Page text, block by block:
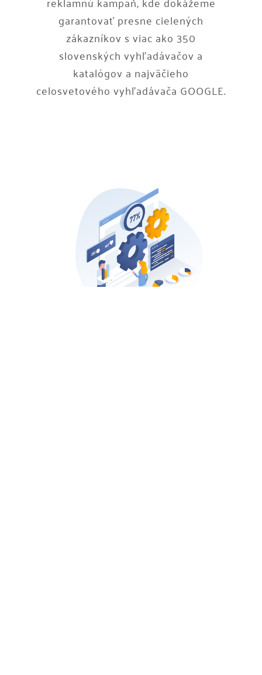
garantovať presne cielených
zákazníkov s viac ako 350
slovenských vyhľadávačov a
katalógov a najväčieho
celosvetového vyhľadávača GOOGLE.